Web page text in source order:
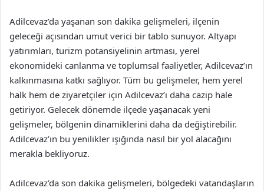
Adilcevaz’da yaşanan son dakika gelişmeleri, ilçenin
geleceği açısından umut verici bir tablo sunuyor. Altyapı
yatırımları, turizm potansiyelinin artması, yerel
ekonomideki canlanma ve toplumsal faaliyetler, Adilcevaz’ın
kalkınmasına katkı sağlıyor. Tüm bu gelişmeler, hem yerel
halk hem de ziyaretçiler için Adilcevaz’ı daha cazip hale
getiriyor. Gelecek dönemde ilçede yaşanacak yeni
gelişmeler, bölgenin dinamiklerini daha da değiştirebilir.
Adilcevaz’ın bu yenilikler ışığında nasıl bir yol alacağını
merakla bekliyoruz.
Adilcevaz’da son dakika gelişmeleri, bölgedeki vatandaşların